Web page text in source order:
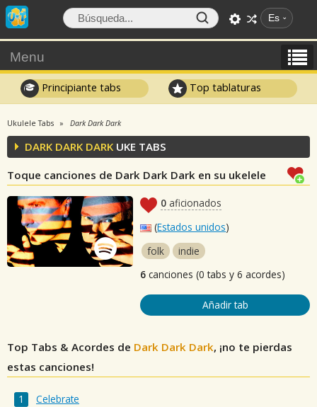
Es
Menu
Principiante tabs Top tablaturas
Ukulele Tabs Dark Dark Dark
DARK DARK DARK UKE TABS
Toque canciones de Dark Dark Dark en su ukelele
0 aficionados
(Estados unidos)
folk
indie
6 canciones (0 tabs y 6 acordes)
Añadir tab
Top Tabs & Acordes de Dark Dark Dark, ¡no te pierdas
estas canciones!
Celebrate